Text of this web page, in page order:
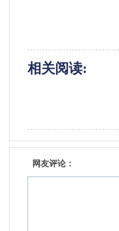
相关阅读:
网友评论：